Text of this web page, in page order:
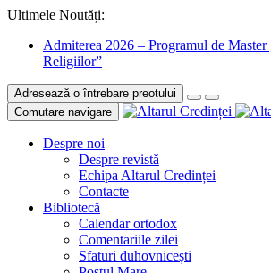
Ultimele Noutăți:
Admiterea 2026 – Programul de Master
Religiilor”
Adresează o întrebare preotului
Comutare navigare
Despre noi
Despre revistă
Echipa Altarul Credinței
Contacte
Bibliotecă
Calendar ortodox
Comentariile zilei
Sfaturi duhovnicești